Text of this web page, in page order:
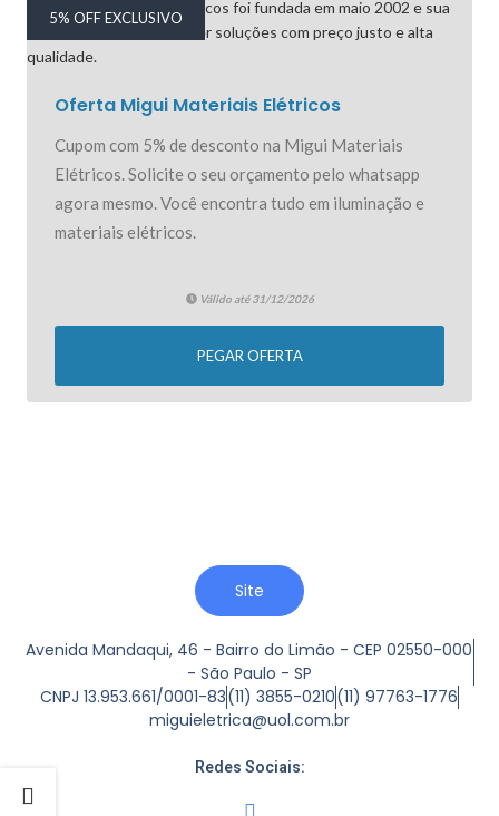
5% OFF EXCLUSIVO
Oferta Migui Materiais Elétricos
Cupom com 5% de desconto na Migui Materiais
Elétricos. Solicite o seu orçamento pelo whatsapp
agora mesmo. Você encontra tudo em iluminação e
materiais elétricos.
Válido até 31/12/2026
PEGAR OFERTA
Site
Avenida Mandaqui, 46 - Bairro do Limão - CEP 02550-000
- São Paulo - SP
CNPJ 13.953.661/0001-83(11) 3855-0210(11) 97763-1776
miguieletrica@uol.com.br
Redes Sociais: